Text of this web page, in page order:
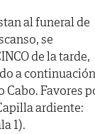
al funeral de
se
de la tarde,
a continuación
Cabo. Favores
ardiente:
1).